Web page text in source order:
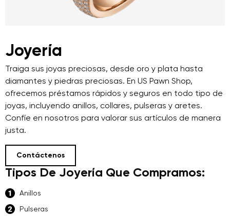
Joyería
Traiga sus joyas preciosas, desde oro y plata hasta
diamantes y piedras preciosas. En US Pawn Shop,
ofrecemos préstamos rápidos y seguros en todo tipo de
joyas, incluyendo anillos, collares, pulseras y aretes.
Confíe en nosotros para valorar sus artículos de manera
justa.
Contáctenos
Tipos De Joyería Que Compramos:
Anillos
Pulseras